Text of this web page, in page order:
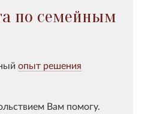
по семейным
опыт решения
Вам помогу.